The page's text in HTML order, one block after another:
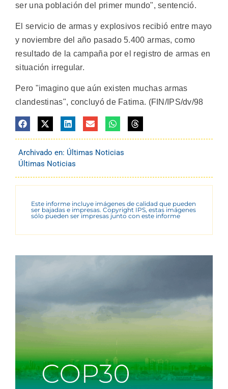
ser una población del primer mundo", sentenció.
El servicio de armas y explosivos recibió entre mayo
y noviembre del año pasado 5.400 armas, como
resultado de la campaña por el registro de armas en
situación irregular.
Pero "imagino que aún existen muchas armas
clandestinas", concluyó de Fatima. (FIN/IPS/dv/98
Archivado en: Últimas Noticias
Últimas Noticias
Este informe incluye imágenes de calidad que pueden
ser bajadas e impresas. Copyright IPS, estas imágenes
sólo pueden ser impresas junto con este informe